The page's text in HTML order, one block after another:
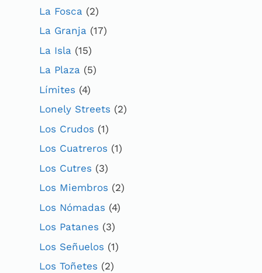
La Fosca (2)
La Granja (17)
La Isla (15)
La Plaza (5)
Límites (4)
Lonely Streets (2)
Los Crudos (1)
Los Cuatreros (1)
Los Cutres (3)
Los Miembros (2)
Los Nómadas (4)
Los Patanes (3)
Los Señuelos (1)
Los Toñetes (2)